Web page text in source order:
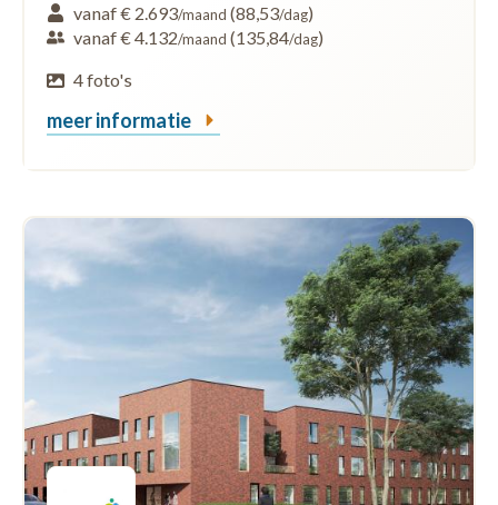
vanaf € 2.693/maand (88,53/dag)
vanaf € 4.132/maand (135,84/dag)
4 foto's
meer informatie